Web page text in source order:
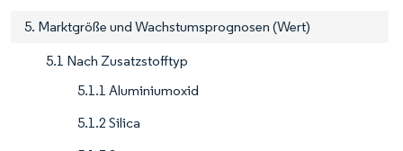
5. Marktgröße und Wachstumsprognosen (Wert)
5.1 Nach Zusatzstofftyp
5.1.1 Aluminiumoxid
5.1.2 Silica